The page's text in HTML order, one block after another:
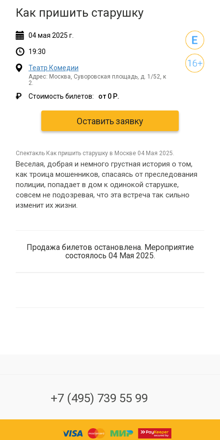
Как пришить старушку
04мая 2025 г.
19:30
Театр Комедии
Адрес: Москва, Суворовская площадь, д. 1/52, к
2.
₽ Стоимость билетов: от 0 Р.
Оставить заявку
спектакль Как пришить старушку в Москве 04 Мая 2025.
Веселая, добрая и немного грустная история о том,
как троица мошенников, спасаясь от преследования
полиции, попадает в дом к одинокой старушке,
совсем не подозревая, что эта встреча так сильно
изменит их жизни.
Продажа билетов остановлена. Мероприятие
состоялось 04 Мая 2025.
+7 (495) 739 55 99